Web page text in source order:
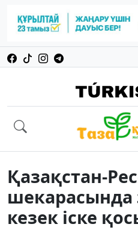
Қазақстан-
шекарасында
кезек іске